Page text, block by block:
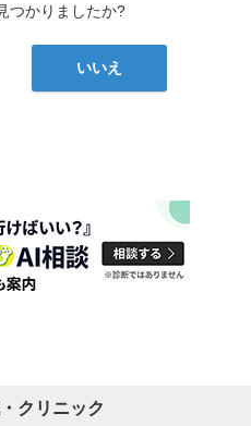
つかりましたか?
いいえ
クリニック